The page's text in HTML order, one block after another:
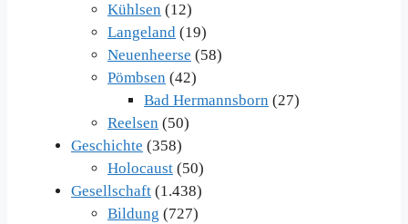
Kühlsen (12)
Langeland (19)
Neuenheerse (58)
Pömbsen (42)
Bad Hermannsborn (27)
Reelsen (50)
Geschichte (358)
Holocaust (50)
Gesellschaft (1.438)
Bildung (727)